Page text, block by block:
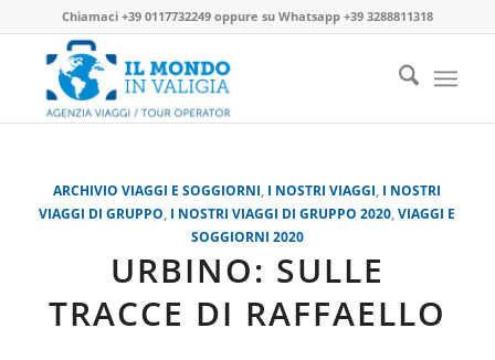
Chiamaci +39 0117732249oppure su Whatsapp +39 3288811318
ARCHIVIO VIAGGI E SOGGIORNI I NOSTRI VIAGGI I NOSTRI
VIAGGI DI GRUPPO I NOSTRI VIAGGI DI GRUPPO 2020 ,VIAGGI E
SOGGIORNI 2020
URBINO: SULLE
TRACCE DI RAFFAELLO